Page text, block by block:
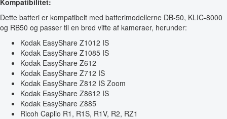
Dette batteri er kompatibelt med batterimodellerne DB-50, KLIC-8000
og RB50 og passer til en bred vifte af kameraer, herunder:
Kodak EasyShare Z1012 IS
Kodak EasyShare Z1085 IS
Kodak EasyShare Z612
Kodak EasyShare Z712 IS
Kodak EasyShare Z812 IS Zoom
Kodak EasyShare Z8612 IS
Kodak EasyShare Z885
Ricoh Caplio R1, R1S, R1V, R2, RZ1